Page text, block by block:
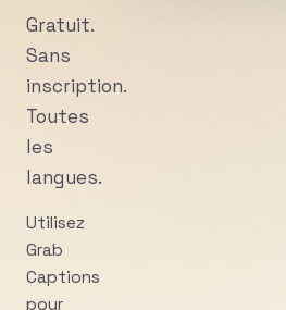
Gratuit.
Sans
inscription.
Toutes
les
langues.
Utilisez
Grab
Captions
pour